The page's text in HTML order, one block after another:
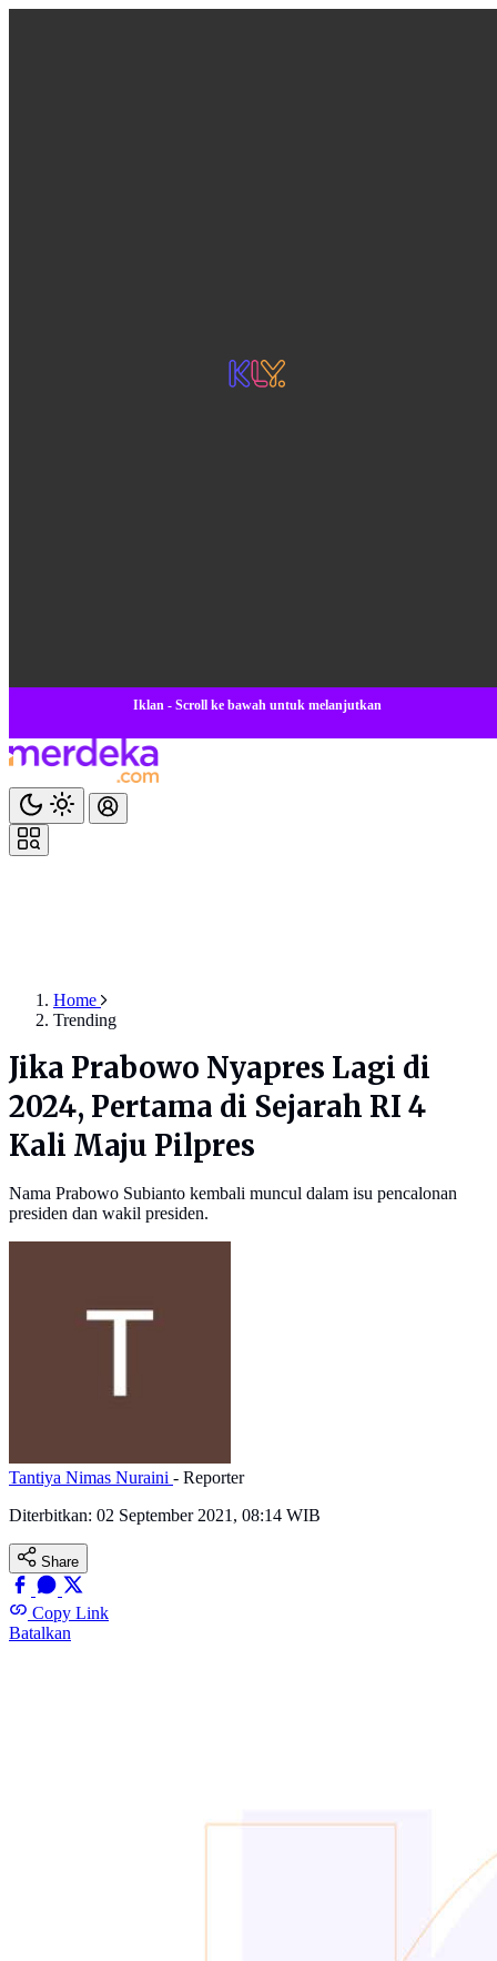
Iklan - Scroll ke bawah untuk melanjutkan
Home
Trending
Jika Prabowo Nyapres Lagi di
2024, Pertama di Sejarah RI 4
Kali Maju Pilpres
Nama Prabowo Subianto kembali muncul dalam isu pencalonan
presiden dan wakil presiden.
Tantiya Nimas Nuraini - Reporter
Diterbitkan: 02 September 2021, 08:14 WIB
Share
Copy Link
Batalkan